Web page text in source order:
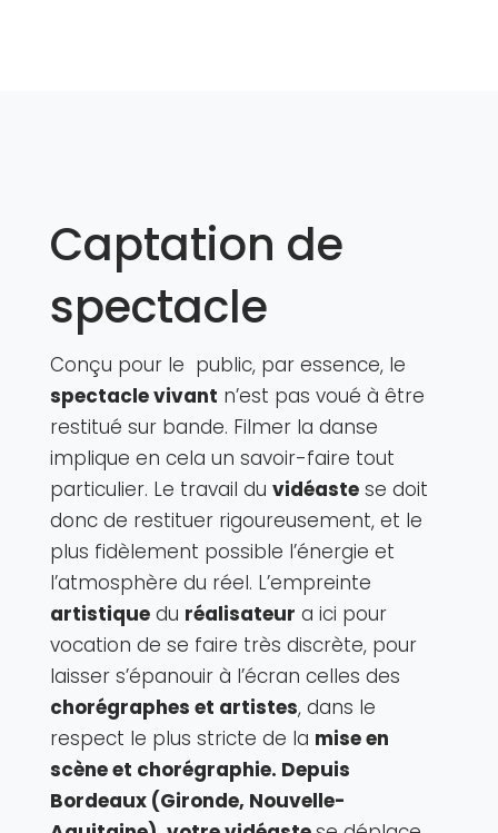
Captation de
spectacle
Conçu pour le public, par essence, le
spectacle vivant n’est pas voué à être
restitué sur bande. Filmer la danse
implique en cela un savoir-faire tout
particulier. Le travail du vidéastese doit
donc de restituer rigoureusement, et le
plus fidèlement possible l’énergie et
l’atmosphère du réel. L’empreinte
artistiquedu réalisateur a ici pour
vocation de se faire très discrète, pour
laisser s’épanouir à l’écran celles des
chorégraphes et artistes, dans le
respect le plus stricte de la mise en
scène et chorégraphie. Depuis
Bordeaux (Gironde, Nouvelle-